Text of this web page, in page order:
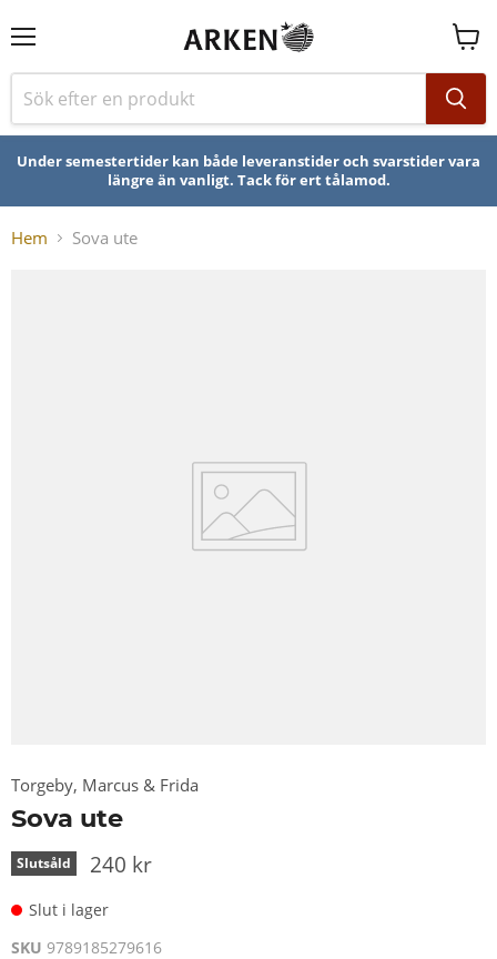
Se
Under semestertider kan både leveranstider och svarstider vara
längre än vanligt. Tack för ert tålamod.
Hem Sova ute
Torgeby, Marcus & Frida
Sova ute
Slutsåld 240 kr
Slut i lager
SKU 9789185279616